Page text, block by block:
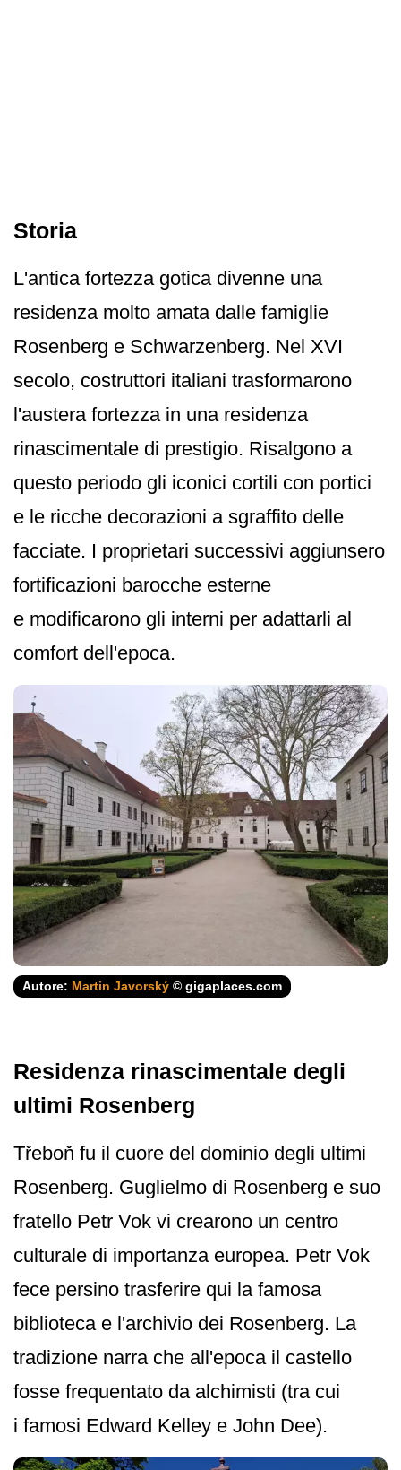
Storia
L'antica fortezza gotica divenne una
residenza molto amata dalle famiglie
Rosenberg e Schwarzenberg. Nel XVI
secolo, costruttori italiani trasformarono
l'austera fortezza in una residenza
rinascimentale di prestigio. Risalgono a
questo periodo gli iconici cortili con portici
e le ricche decorazioni a sgraffito delle
facciate. I proprietari successivi aggiunsero
fortificazioni barocche esterne
e modificarono gli interni per adattarli al
comfort dell'epoca.
Autore: Martin Javorský © gigaplaces.com
Residenza rinascimentale degli
ultimi Rosenberg
Třeboň fu il cuore del dominio degli ultimi
Rosenberg. Guglielmo di Rosenberg e suo
fratello Petr Vok vi crearono un centro
culturale di importanza europea. Petr Vok
fece persino trasferire qui la famosa
biblioteca e l'archivio dei Rosenberg. La
tradizione narra che all'epoca il castello
fosse frequentato da alchimisti (tra cui
i famosi Edward Kelley e John Dee).